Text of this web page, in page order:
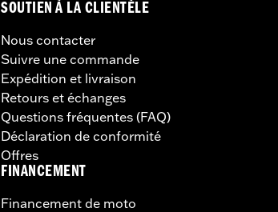
SOUTIEN À LA CLIENTÈLE
Nous contacter
Suivre une commande
Expédition et livraison
Retours et échanges
Questions fréquentes (FAQ)
Déclaration de conformité
Offres
FINANCEMENT
Financement de moto